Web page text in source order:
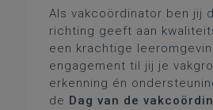
Als vakcoördinator ben jij
richting geeft aan
een krachtige
engagement til jij je
erkenning én
de Dag van de